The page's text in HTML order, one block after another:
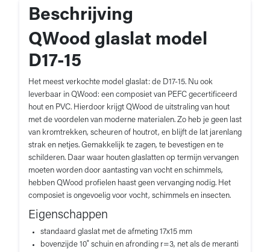
Beschrijving
QWood glaslat model
D17-15
Het meest verkochte model glaslat: de D17-15. Nu ook
leverbaar in QWood: een composiet van PEFC gecertificeerd
hout en PVC. Hierdoor krijgt QWood de uitstraling van hout
met de voordelen van moderne materialen. Zo heb je geen last
van kromtrekken, scheuren of houtrot, en blijft de lat jarenlang
strak en netjes. Gemakkelijk te zagen, te bevestigen en te
schilderen. Daar waar houten glaslatten op termijn vervangen
moeten worden door aantasting van vocht en schimmels,
hebben QWood profielen haast geen vervanging nodig. Het
composiet is ongevoelig voor vocht, schimmels en insecten.
Eigenschappen
standaard glaslat met de afmeting 17x15 mm
bovenzijde 10˚ schuin en afronding r=3, net als de meranti